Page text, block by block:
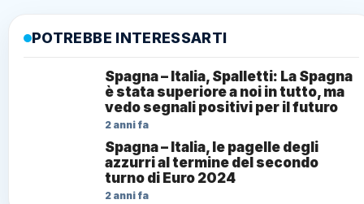
POTREBBE INTERESSARTI
Spagna – Italia, Spalletti: La Spagna
è stata superiore a noi in tutto, ma
vedo segnali positivi per il futuro
2 anni fa
Spagna – Italia, le pagelle degli
azzurri al termine del secondo
turno di Euro 2024
2 anni fa